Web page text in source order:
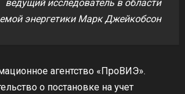
ведущий исследователь в области
энергетики Марк Джейкобсон
агентство «ПроВИЭ».
о постановке на учет